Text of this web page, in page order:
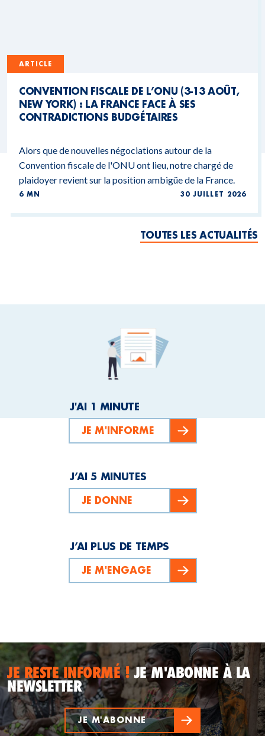
ARTICLE
CONVENTION FISCALE DE L’ONU (3-13 AOÛT,
NEW YORK) : LA FRANCE FACE À SES
CONTRADICTIONS BUDGÉTAIRES
Alors que de nouvelles négociations autour de la
Convention fiscale de l'ONU ont lieu, notre chargé de
plaidoyer revient sur la position ambigüe de la France.
6 MN 30 JUILLET 2026
TOUTES LES ACTUALITÉS
J'AI 1 MINUTE
JE M'INFORME
J’AI 5 MINUTES
JE DONNE
J’AI PLUS DE TEMPS
JE M'ENGAGE
JE RESTE INFORMÉ !JE M'ABONNE À LA
NEWSLETTER
JE M'ABONNE